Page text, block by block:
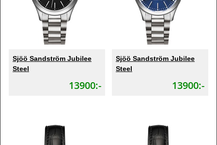
Sjöö Sandström Jubilee
Steel
13900:-
Sjöö Sandström Jubilee
Steel
13900:-